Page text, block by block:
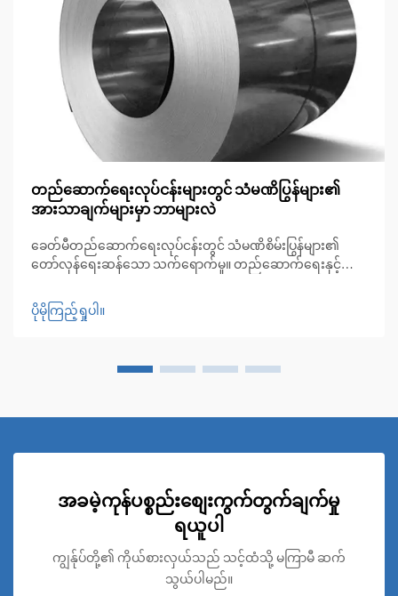
တည်ဆောက်ရေးလုပ်ငန်းများတွင် သံမဏိပြွန်များ၏
အားသာချက်များမှာ ဘာများလဲ
ခေတ်မီတည်ဆောက်ရေးလုပ်ငန်းတွင် သံမဏိစိမ်းပြွန်များ၏
တော်လှန်ရေးဆန်သော သက်ရောက်မှု။ တည်ဆောက်ရေးနှင့်
ပြွန်များသည် ခိုင်မာမှု၊ ပြောင်းလဲအသုံးပြုနိုင်မှုနှင့် အလှအပ
ဆိုင်ရာ ဂုဏ်သတ္တိတို့ကို ပေါင်းစပ်ထားသော အဓိကအသုံးပြုသည့်
ပိုမိုကြည့်ရှုပါ။
အခမဲ့ကုန်ပစ္စည်းစျေးကွက်တွက်ချက်မှု
ရယူပါ
ကျွန်ုပ်တို့၏ ကိုယ်စားလှယ်သည် သင့်ထံသို့ မကြာမီ ဆက်
သွယ်ပါမည်။